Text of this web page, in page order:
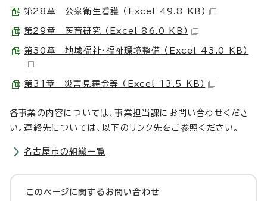
第28章 公衆衛生看護 （Excel 49.8 KB）
第29章 医育研究 （Excel 86.0 KB）
第30章 地域福祉・福祉環境整備 （Excel 43.0 KB）
第31章 災害見舞金等 （Excel 13.5 KB）
各事業の内容については、事業担当課にお問い合わせくださ
い。連絡先については、以下のリンク先をご参照ください。
名古屋市の組織一覧
このページに関する お問い合わせ